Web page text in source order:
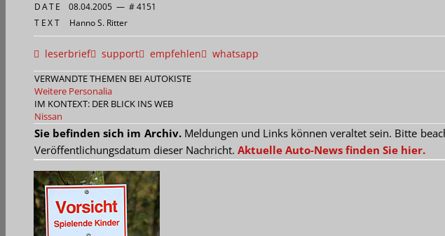
DATE 08.04.2005 — # 4151
TEXT Hanno S. Ritter
leserbrief support empfehlen whatsapp
VERWANDTE THEMEN BEI AUTOKISTE
Weitere Personalia
IM KONTEXT: DER BLICK INS WEB
Nissan
Sie befinden sich im Archiv.Meldungen und Links können veraltet sein. Bitte
Veröffentlichungsdatum dieser Nachricht. Aktuelle Auto-News finden Sie hier.